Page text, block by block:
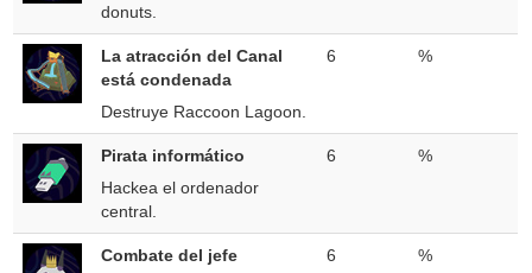
donuts.
La atracción del Canal
está condenada
Destruye Raccoon Lagoon.
6 %
Pirata informático
Hackea el ordenador
central.
6 %
Combate del jefe 6 %